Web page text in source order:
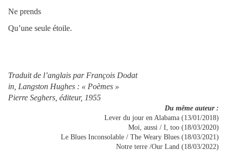
Ne prends
Qu’une seule étoile.
Traduit de l’anglais par François Dodat
in, Langston Hughes : « Poèmes »
Pierre Seghers, éditeur, 1955
Du même auteur :
Lever du jour en Alabama (13/01/2018)
Moi, aussi / I, too (18/03/2020)
Le Blues Inconsolable / The Weary Blues (18/03/2021)
Notre terre /Our Land (18/03/2022)